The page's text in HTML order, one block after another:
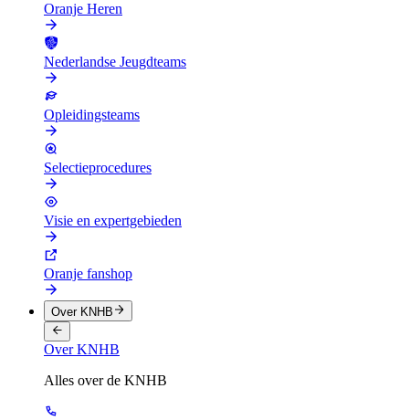
Oranje Heren
Nederlandse Jeugdteams
Opleidingsteams
Selectieprocedures
Visie en expertgebieden
Oranje fanshop
Over KNHB
Over KNHB
Alles over de KNHB